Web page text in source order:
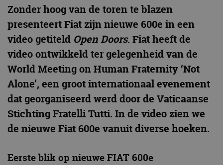
Zonder hoog van de toren te blazen
presenteert Fiat zijn nieuwe 600e in een
video getiteld Open Doors. Fiat heeft de
video ontwikkeld ter gelegenheid van de
World Meeting on Human Fraternity ‘Not
Alone’, een groot internationaal evenement
dat georganiseerd werd door de Vaticaanse
Stichting Fratelli Tutti. In de video zien we
de nieuwe Fiat 600e vanuit diverse hoeken.
Eerste blik op nieuwe FIAT 600e